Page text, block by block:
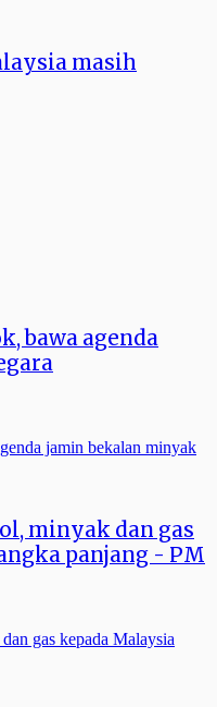
masih
bawa agenda
minyak dan gas
panjang - PM